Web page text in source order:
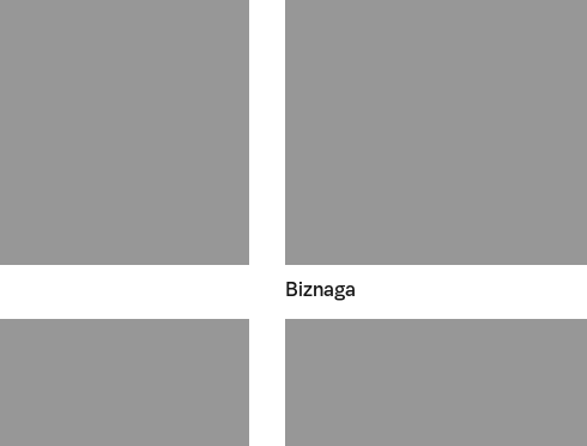
Biznaga